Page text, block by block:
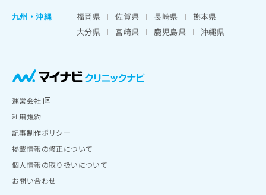
九州・沖縄
福岡県 佐賀県 長崎県
熊本県
大分県
宮崎県 鹿児島県 沖縄県
運営会社
利用規約
記事制作ポリシー
掲載情報の修正について
個人情報の取り扱いについて
お問い合わせ